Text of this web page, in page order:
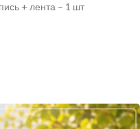
+ лента – 1 шт